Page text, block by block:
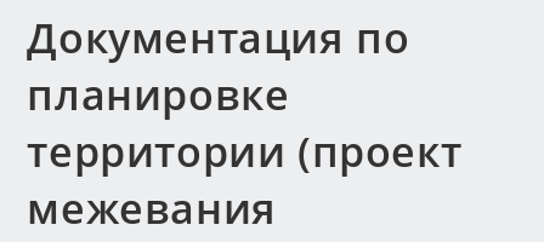
Документация по
планировке
территории (проект
межевания